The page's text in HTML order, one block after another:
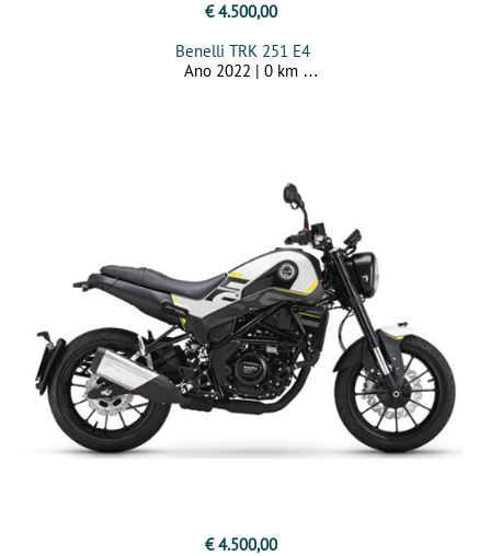
€ 4.500,00
Benelli TRK 251 E4
Ano 2022 | 0 km
€ 4.500,00